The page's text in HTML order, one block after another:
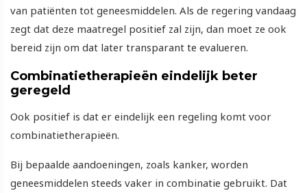
van patiënten tot geneesmiddelen. Als de regering vandaag
zegt dat deze maatregel positief zal zijn, dan moet ze ook
bereid zijn om dat later transparant te evalueren.
Combinatietherapieën eindelijk beter
geregeld
Ook positief is dat er eindelijk een regeling komt voor
combinatietherapieën.
Bij bepaalde aandoeningen, zoals kanker, worden
geneesmiddelen steeds vaker in combinatie gebruikt. Dat